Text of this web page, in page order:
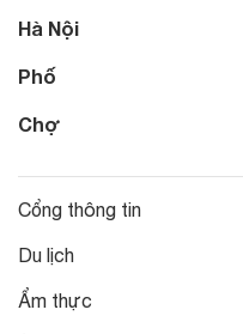
Hà Nội
Phố
Chợ
Cổng thông tin
Du lịch
Ẩm thực